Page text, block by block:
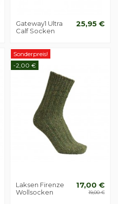
Gateway1 Ultra
Calf Socken
25,95 €
Sonderpreis!
-2,00 €
Laksen Firenze
Wollsocken
17,00 €
19,00 €